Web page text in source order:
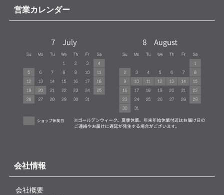
営業カレンダー
会社情報
会社概要